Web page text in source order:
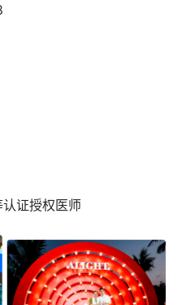
证授权医师